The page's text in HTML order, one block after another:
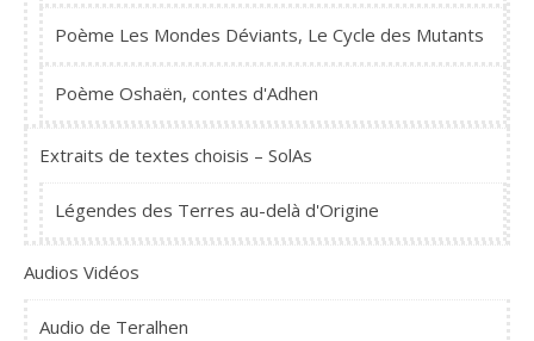
Poème Les Mondes Déviants, Le Cycle des Mutants
Poème Oshaën, contes d'Adhen
Extraits de textes choisis – SolAs
Légendes des Terres au-delà d'Origine
Audios Vidéos
Audio de Teralhen